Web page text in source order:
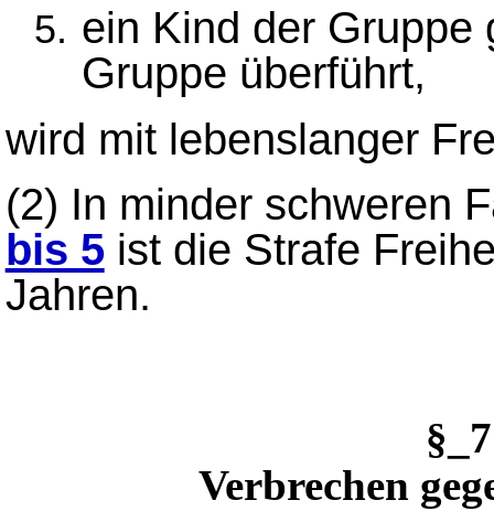
ein Kind der Gruppe
Gruppe überführt,
wird mit lebenslanger
(2) In minder schweren
bis 5ist die Strafe
Jahren.
Verbrechen